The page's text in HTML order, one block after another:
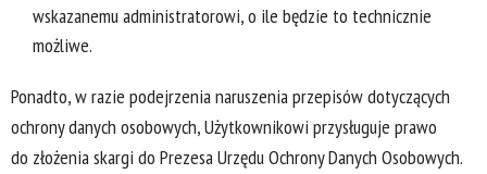
wskazanemu administratorowi, o ile będzie to technicznie
możliwe.
Ponadto, w razie podejrzenia naruszenia przepisów dotyczących
ochrony danych osobowych, Użytkownikowi przysługuje prawo
do złożenia skargi do Prezesa Urzędu Ochrony Danych Osobowych.